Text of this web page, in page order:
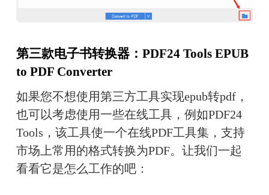
第三款电子书转换器：PDF24 Tools EPUB
to PDF Converter
如果您不想使用第三方工具实现epub转pdf，
也可以考虑使用一些在线工具，例如PDF24
Tools，该工具使一个在线PDF工具集，支持
市场上常用的格式转换为PDF。让我们一起
看看它是怎么工作的吧：